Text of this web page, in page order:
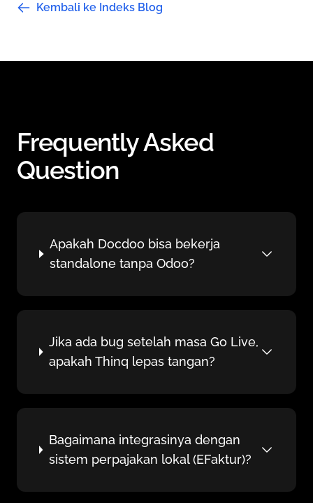
Kembali ke Indeks Blog
Frequently Asked
Question
Apakah Docdoo bisa bekerja
standalone tanpa Odoo?
Jika ada bug setelah masa Go Live,
apakah Thinq lepas tangan?
Bagaimana integrasinya dengan
sistem perpajakan lokal (EFaktur)?